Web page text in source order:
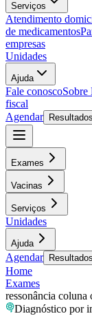
Serviços
Atendimento
de medicamentos
empresas
Unidades
Ajuda
Fale conoscoSobre
fiscal
Agendar
Resultados
Exames
Vacinas
Serviços
Unidades
Ajuda
Agendar
Home
Exames
ressonância coluna
Diagnóstico por